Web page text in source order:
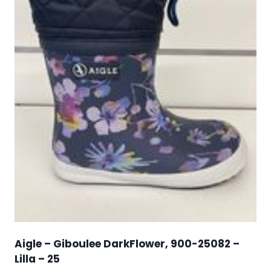
Aigle – Giboulee DarkFlower, 900-25082 –
Lilla – 25